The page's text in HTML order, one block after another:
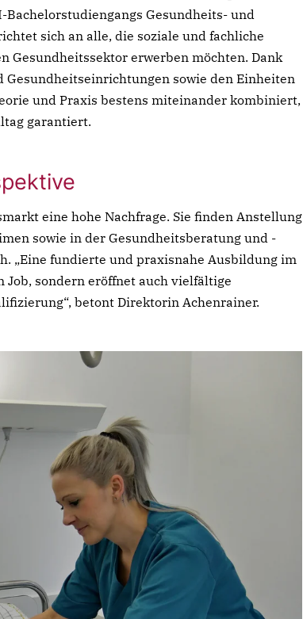
Bachelorstudiengangs Gesundheits- und
sich an alle, die soziale und fachliche
Gesundheitssektor erwerben möchten. Dank
sowie den Einheiten
und Praxis bestens miteinander kombiniert,
garantiert.
eine hohe Nachfrage. Sie finden Anstellung
sowie in der Gesundheitsberatung und -
„Eine fundierte und praxisnahe Ausbildung im
sondern eröffnet auch vielfältige
betont Direktorin Achenrainer.
consectetur
tempor incididunt
Ut enim ad
exercitation ullamco
ut aliquip ex ea
adipisicing elit,
ut labore et dolore
veniam, quis nostrud
adipisicing elit,
ut labore et dolore
veniam, quis nostrud
ut aliquip ex ea